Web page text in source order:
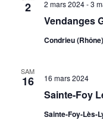
2
Vendanges
2 mars 2024-3
Condrieu (Rhône)
SAM
16
Sainte-Foy
16 mars 2024
Sainte-Foy-Lès-